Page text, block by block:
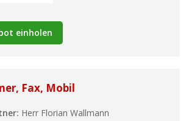
Kostenlos eintragen
einholen
Fax, Mobil
Herr Florian Wallmann